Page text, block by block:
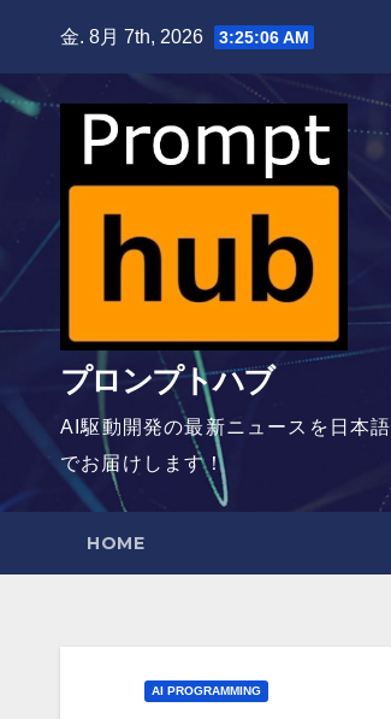
content
金. 8月 7th, 2026 3:25:07 AM
プロンプトハブ
AI駆動開発の最新ニュースを日本語
でお届けします！
HOME
AI PROGRAMMING